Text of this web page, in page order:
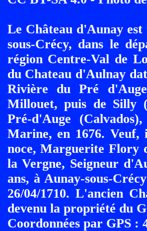
Le Château d'Aunay
sous-Crécy, dans le
région Centre-Val de
du Chateau d'Aulnay
Rivière du Pré
Millouet, puis de Silly
Pré-d'Auge
Marine, en 1676. Veuf,
noce, Marguerite Flory
la Vergne, Seigneur
ans, à Aunay-sous-
26/04/1710. L'ancien
devenu la propriété du
Coordonnées par GPS :